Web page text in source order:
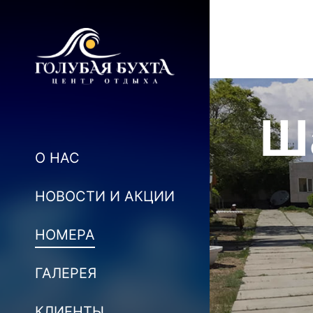
О НАС
НОВОСТИ И АКЦИИ
НОМЕРА
ГАЛЕРЕЯ